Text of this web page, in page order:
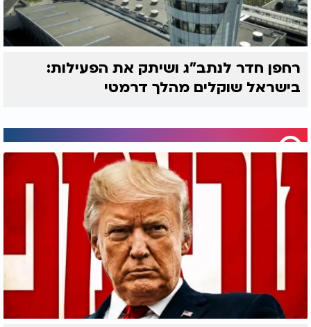
רחפן חדר לנתב"ג ושיתק את הפעילות:
בישראל שוקלים מהלך דרמטי